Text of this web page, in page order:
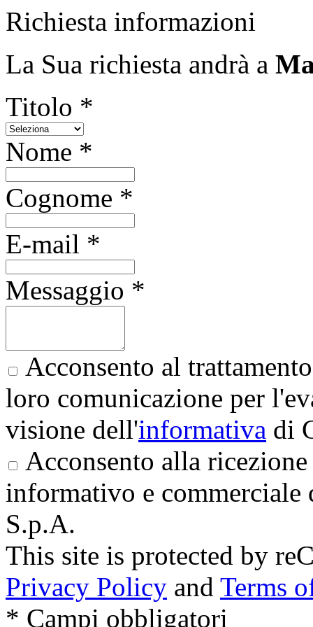
Richiesta informazioni
La Sua richiesta andrà a
Titolo *
Nome *
Cognome *
E-mail *
Messaggio *
Acconsento al
loro comunicazione per
visione dell'informativa di
Acconsento alla
informativo e
S.p.A.
This site is protected by
Privacy Policy and Terms
* Campi obbligatori